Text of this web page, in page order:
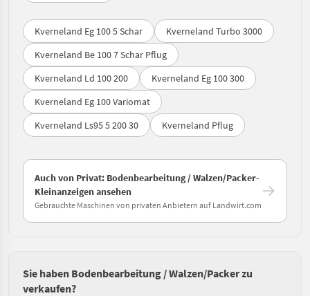
Kverneland Eg 100 5 Schar
Kverneland Turbo 3000
Kverneland Be 100 7 Schar Pflug
Kverneland Ld 100 200
Kverneland Eg 100 300
Kverneland Eg 100 Variomat
Kverneland Ls95 5 200 30
Kverneland Pflug
Auch von Privat: Bodenbearbeitung / Walzen/Packer-
Kleinanzeigen ansehen
Gebrauchte Maschinen von privaten Anbietern auf Landwirt.com
Sie haben Bodenbearbeitung / Walzen/Packer zu
verkaufen?